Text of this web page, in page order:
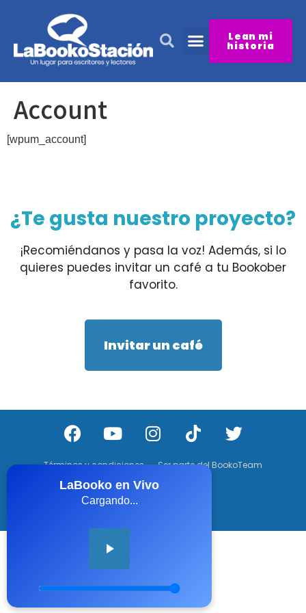
Lean mi
historia
Account
[wpum_account]
LaBooko en Vivo
Cargando...
¿Te gusta nuestro proyecto?
¡Recomiéndanos y pasa la voz! Además, si lo
quieres puedes invitar un café a tu Bookober
favorito.
Invitar un café
Términos y condiciones Ser parte del BookoTeam